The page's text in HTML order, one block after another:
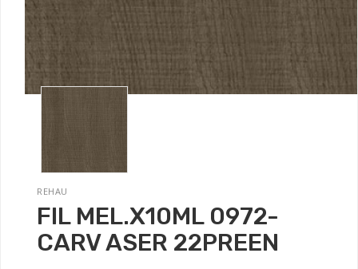
REHAU
FIL MEL.X10ML 0972-
CARV ASER 22PREEN